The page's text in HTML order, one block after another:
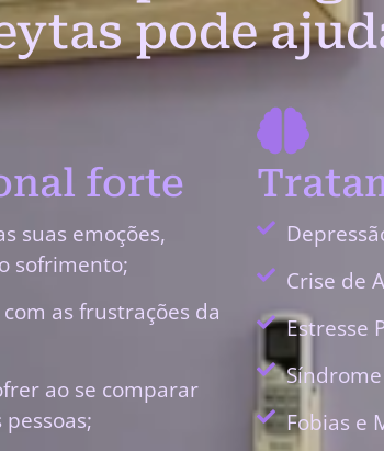
pode
forte
suas emoções,
sofrimento;
as frustrações da
ao se comparar
Crise de
Estresse
Fobias e